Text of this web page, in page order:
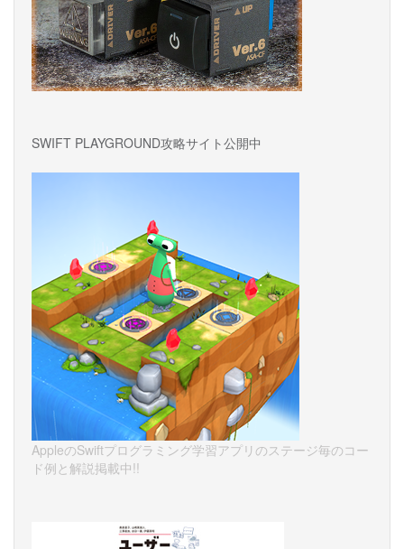
SWIFT PLAYGROUND攻略サイト公開中
AppleのSwiftプログラミング学習アプリのステージ毎のコー
ド例と解説掲載中!!